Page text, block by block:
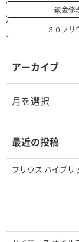
鈑金修
３０プリ
アーカイブ
ー
ブ
最近の投稿
プリウス ハイブリ